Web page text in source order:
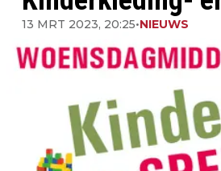
13 MRT 2023, 20:25•NIEUWS